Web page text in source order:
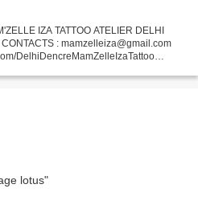
IZA TATTOO ATELIER DELHI
: mamzelleiza@gmail.com
DelhiDencreMamZelleIzaTattoo